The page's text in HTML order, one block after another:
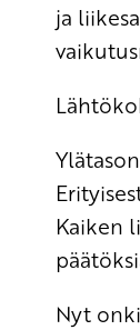
ja
Kaiken
Nyt